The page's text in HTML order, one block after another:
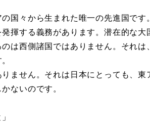
国々から生まれた唯一の先進国です
揮する義務があります。潜在的な大
は西側諸国ではありません。それは
ません。それは日本にとっても、東
ないのです。